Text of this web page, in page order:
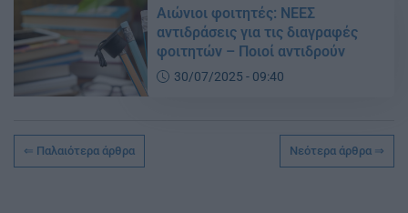
Αιώνιοι φοιτητές: ΝΕΕΣ
αντιδράσεις για τις διαγραφές
φοιτητών – Ποιοί αντιδρούν
30/07/2025 - 09:40
Παλαιότερα άρθρα Νεότερα άρθρα